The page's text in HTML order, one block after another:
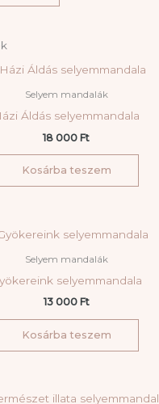
Selyem mandalák
Áldás selyemmandala
18 000 Ft
Kosárba teszem
Selyem mandalák
selyemmandala
13 000 Ft
Kosárba teszem